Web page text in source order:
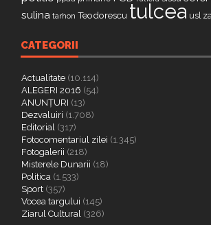
sulina tarhon Teodorescu tulcea usl
CATEGORII
Actualitate (10.114)
ALEGERI 2016 (54)
ANUNȚURI (13)
Dezvaluiri (1.708)
Editorial (317)
Fotocomentariul zilei (1.345)
Fotogalerii (218)
Misterele Dunarii (18)
Politica (1.533)
Sport (357)
Vocea targului (145)
Ziarul Cultural (326)